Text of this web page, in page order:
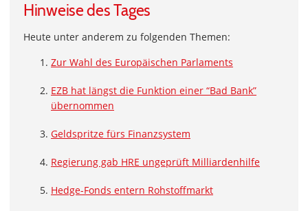
Hinweise des Tages
Heute unter anderem zu folgenden Themen:
Zur Wahl des Europäischen Parlaments
EZB hat längst die Funktion einer “Bad Bank”
übernommen
Geldspritze fürs Finanzsystem
Regierung gab HRE ungeprüft Milliardenhilfe
Hedge-Fonds entern Rohstoffmarkt